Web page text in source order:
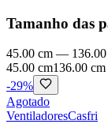
Tamanho das
45.00 cm —
45.00 cm136.00 cm
-29%
Agotado
VentiladoresCasfri